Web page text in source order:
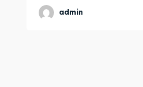
admin